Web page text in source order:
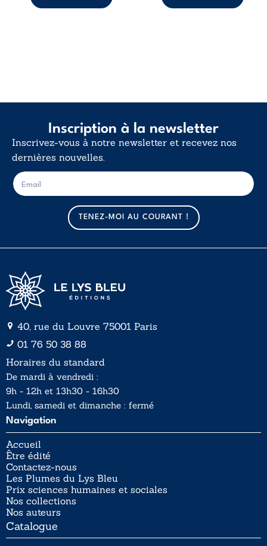
Inscription à la newsletter
Inscrivez-vous à notre newsletter et recevez nos
dernières nouvelles.
m
a
i
l
E
-
m
TENEZ-MOI AU COURANT !
40, rue du Louvre 75001 Paris
01 76 50 38 88
Horaires du standard
De mardi à vendredi :
9h - 12h et 13h30 - 16h30
Lundi, samedi et dimanche : fermé
Navigation
Accueil
Être édité
Contactez-nous
Les Plumes du Lys Bleu
Prix sciences humaines et sociales
Nos collections
Nos auteurs
Catalogue